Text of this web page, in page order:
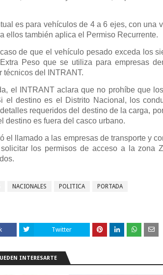
es para vehículos de 4 a 6 ejes, con una
ellos también aplica el Permiso Recurrente.
de que el vehículo pesado exceda los
Peso que se utiliza para empresas
técnicos del INTRANT.
el INTRANT aclara que no prohíbe que
el destino es el Distrito Nacional, los
requeridos del destino de la carga,
destino es fuera del casco urbano.
el llamado a las empresas de transporte y
los permisos de acceso a la zona
NACIONALES POLITICA PORTADA
Twitter
INTERESARTE